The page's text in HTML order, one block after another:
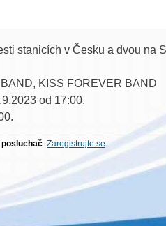
stanicích v Česku a dvou na
KISS FOREVER BAND
od 17:00.
WALDA GANG
od 17:00.
po celé ČR.
. Zaregistrujte se